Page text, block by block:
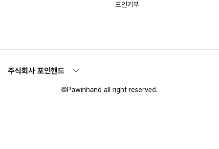
포인기부
주식회사 포인핸드
©Pawinhand all right reserved.